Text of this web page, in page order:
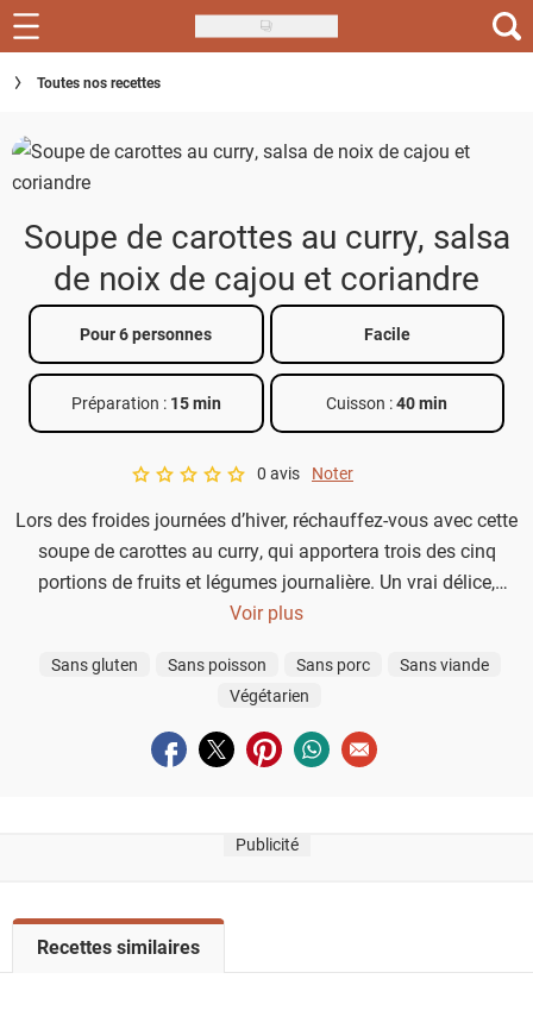
Skip
to
main
Recettes
Inspirations
Conseils
Menu de la semaine
Actus
Téléchargez l'app Saveurs Recettes
Index des recettes
Toutes nos recettes
Soupe de carottes au curry, salsa
de noix de cajou et coriandre
Pour 6 personnes Facile
Préparation : 15 min Cuisson :40 min
A star rating of 0 out of 5.
0 avis Noter
Lors des froides journées d’hiver, réchauffez-vous avec cette
soupe de carottes au curry, qui apportera trois des cinq
portions de fruits et légumes journalière. Un vrai délice,
surtout garnie de notre salsa de cajou et coriandre !
Voir plus
Sans gluten Sans poisson Sans porc
Sans viande
Végétarien
Partager sur facebook
Partager sur twitter
Partager sur pinterest
Partager sur whatsapp
Envoyer à un ami
Publicité
o
Recettes similaires